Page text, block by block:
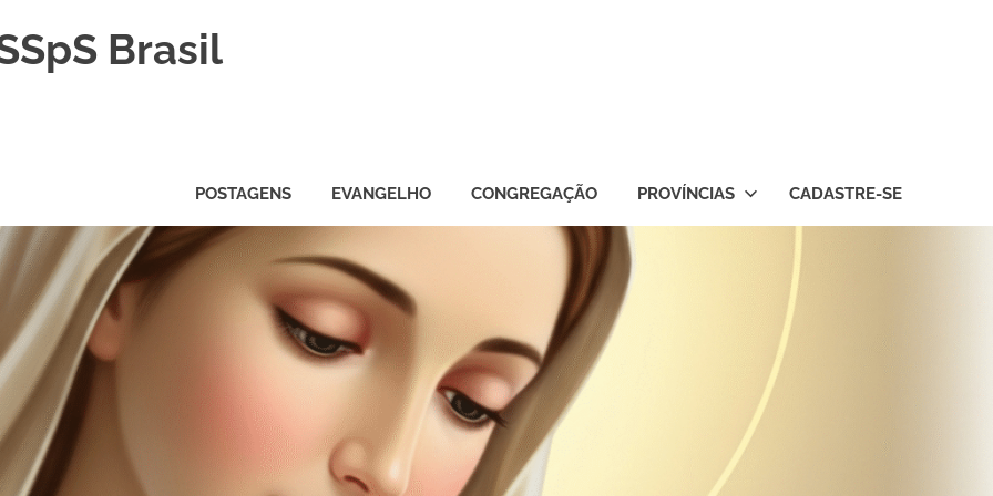
Brasil
POSTAGENS EVANGELHO CONGREGAÇÃO PROVÍNCIAS CADASTRE-SE